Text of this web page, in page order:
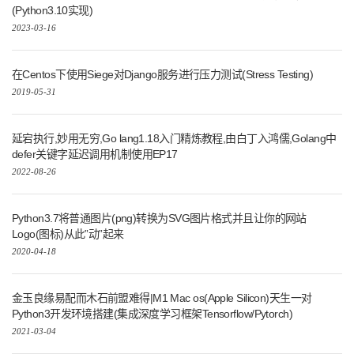
(Python3.10实现)
2023-03-16
在Centos下使用Siege对Django服务进行压力测试(Stress Testing)
2019-05-31
延宕执行,妙用无穷,Go lang1.18入门精炼教程,由白丁入鸿儒,Golang中
defer关键字延迟调用机制使用EP17
2022-08-26
Python3.7将普通图片(png)转换为SVG图片格式并且让你的网站
Logo(图标)从此”动”起来
2020-04-18
金玉良缘易配而木石前盟难得|M1 Mac os(Apple Silicon)天生一对
Python3开发环境搭建(集成深度学习框架Tensorflow/Pytorch)
2021-03-04